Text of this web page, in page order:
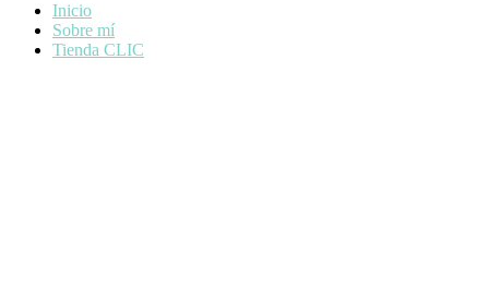
Inicio
Sobre mí
Tienda CLIC